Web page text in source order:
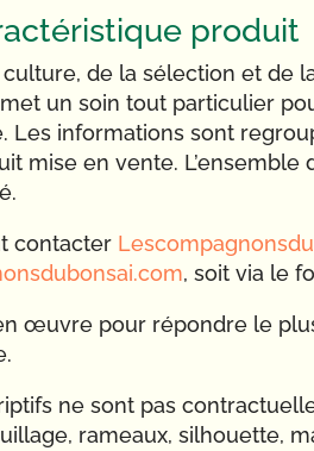
produit
de la sélection et de
met un soin tout particulier
Les informations sont
mise en vente.
contacter
, soit via le
œuvre pour répondre le
ne sont pas
rameaux, silhouette,